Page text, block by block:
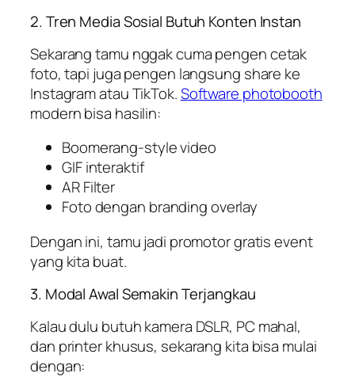
2. Tren Media Sosial Butuh Konten Instan
Sekarang tamu nggak cuma pengen cetak
foto, tapi juga pengen langsung share ke
Instagram atau TikTok.Software photobooth
modern bisa hasilin:
Boomerang-style video
GIF interaktif
AR Filter
Foto dengan branding overlay
Dengan ini, tamu jadi promotor gratis event
yang kita buat.
3. Modal Awal Semakin Terjangkau
Kalau dulu butuh kamera DSLR, PC mahal,
dan printer khusus, sekarang kita bisa mulai
dengan: